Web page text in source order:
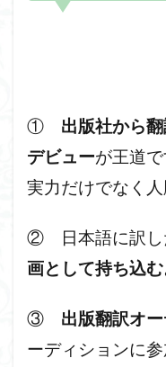
① 出版社から
デビューが王道
実力だけでなく人
② 日本語に訳し
画として持ち込む
③ 出版翻訳オー
ーディションに